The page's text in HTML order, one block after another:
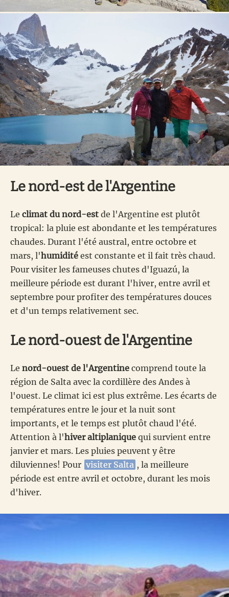
Le nord-est de l'Argentine
Le climat du nord-est de l'Argentine est plutôt
tropical: la pluie est abondante et les températures
chaudes. Durant l'été austral, entre octobre et
mars, l'humidité est constante et il fait très chaud.
Pour visiter les fameuses chutes d'Iguazú, la
meilleure période est durant l'hiver, entre avril et
septembre pour profiter des températures douces
et d'un temps relativement sec.
Le nord-ouest de l'Argentine
Le nord-ouest de l'Argentine comprend toute la
région de Salta avec la cordillère des Andes à
l'ouest. Le climat ici est plus extrême. Les écarts de
températures entre le jour et la nuit sont
importants, et le temps est plutôt chaud l'été.
Attention à l'hiver altiplanique qui survient entre
janvier et mars. Les pluies peuvent y être
diluviennes! Pour visiter Salta , la meilleure
période est entre avril et octobre, durant les mois
d'hiver.